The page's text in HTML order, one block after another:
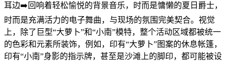
耳边➡️回响着轻松愉悦的背景音乐，时而是慵懒的夏日爵士，
时而是充满活力的电子舞曲，与现场的氛围完美契合。视觉
上，除了巨型“大萝卜”和“小南”模特，整个活动区域都被统一
的色彩和元素所装饰，例如，印有“大萝卜”图案的休息帐篷，
印有“小南”身影的指示牌，甚至是沙滩上的脚印，都可能被设